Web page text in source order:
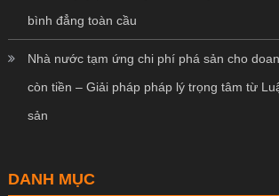
bình đẳng toàn cầu
Nhà nước tạm ứng chi phí phá sản cho
còn tiền – Giải pháp pháp lý trọng tâm từ
sản
DANH MỤC